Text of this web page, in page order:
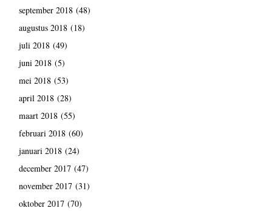
september 2018(48)
augustus 2018(18)
juli 2018(49)
juni 2018(5)
mei 2018(53)
april 2018(28)
maart 2018(55)
februari 2018(60)
januari 2018(24)
december 2017(47)
november 2017(31)
oktober 2017(70)